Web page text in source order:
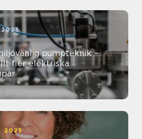
pumpteknik –
fler elektriska
2025